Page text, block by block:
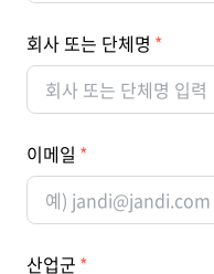
회사 또는 단체명
이메일
산업군